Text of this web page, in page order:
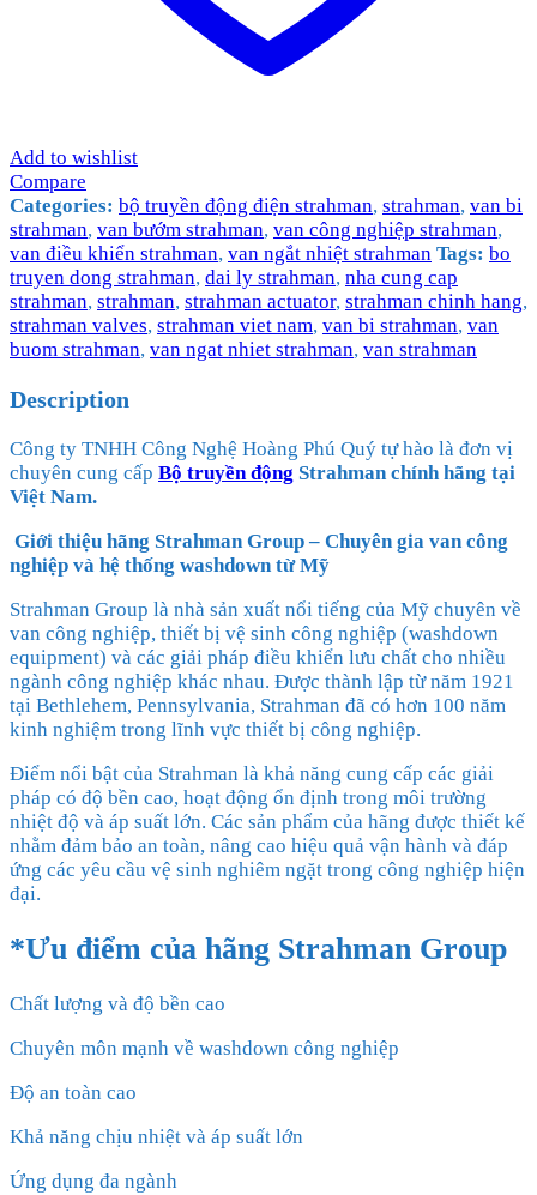
Add to wishlist
Compare
Categories: bộ truyền động điện strahman, strahman, van bi
strahman, van bướm strahman, van công nghiệp strahman,
van điều khiển strahman, van ngắt nhiệt strahman Tags: bo
truyen dong strahman, dai ly strahman, nha cung cap
strahman, strahman, strahman actuator, strahman chinh hang,
strahman valves, strahman viet nam, van bi strahman, van
buom strahman, van ngat nhiet strahman, van strahman
Description
Công ty TNHH Công Nghệ Hoàng Phú Quý tự hào là đơn vị
chuyên cung cấp Bộ truyền động Strahman chính hãng tại
Việt Nam.
Giới thiệu hãng Strahman Group – Chuyên gia van công
nghiệp và hệ thống washdown từ Mỹ
Strahman Group là nhà sản xuất nổi tiếng của Mỹ chuyên về
van công nghiệp, thiết bị vệ sinh công nghiệp (washdown
equipment) và các giải pháp điều khiển lưu chất cho nhiều
ngành công nghiệp khác nhau. Được thành lập từ năm 1921
tại Bethlehem, Pennsylvania, Strahman đã có hơn 100 năm
kinh nghiệm trong lĩnh vực thiết bị công nghiệp.
Điểm nổi bật của Strahman là khả năng cung cấp các giải
pháp có độ bền cao, hoạt động ổn định trong môi trường
nhiệt độ và áp suất lớn. Các sản phẩm của hãng được thiết kế
nhằm đảm bảo an toàn, nâng cao hiệu quả vận hành và đáp
ứng các yêu cầu vệ sinh nghiêm ngặt trong công nghiệp hiện
đại.
*Ưu điểm của hãng Strahman Group
Chất lượng và độ bền cao
Chuyên môn mạnh về washdown công nghiệp
Độ an toàn cao
Khả năng chịu nhiệt và áp suất lớn
Ứng dụng đa ngành